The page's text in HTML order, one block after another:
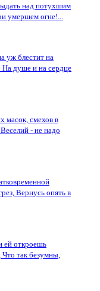
над потухшим
умершем огне!...
уж блестит на
На душе и на сердце
масок, смехов в
- не надо
Вернусь опять в
ей откроешь
так безумны,